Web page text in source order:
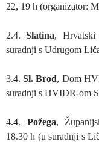
22, 19 h (organizator:
2.4.Slatina,
suradnji s Udrugom
3.4.Sl. Brod, Dom
suradnji s HVIDR-om
4.4. Požega,
18.30 h (u suradnji s